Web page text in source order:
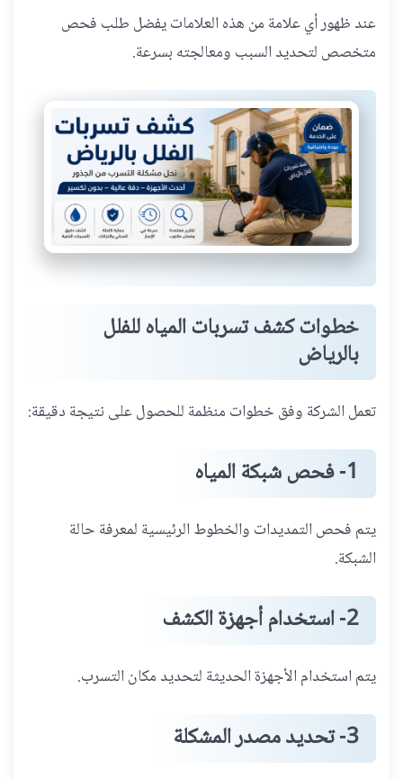
عند ظهور أي علامة من هذه العلامات يفضل طلب فحص
متخصص لتحديد السبب ومعالجته بسرعة.
خطوات كشف تسربات المياه للفلل
بالرياض
تعمل الشركة وفق خطوات منظمة للحصول على نتيجة دقيقة:
1- فحص شبكة المياه
يتم فحص التمديدات والخطوط الرئيسية لمعرفة حالة
الشبكة.
2- استخدام أجهزة الكشف
يتم استخدام الأجهزة الحديثة لتحديد مكان التسرب.
3- تحديد مصدر المشكلة